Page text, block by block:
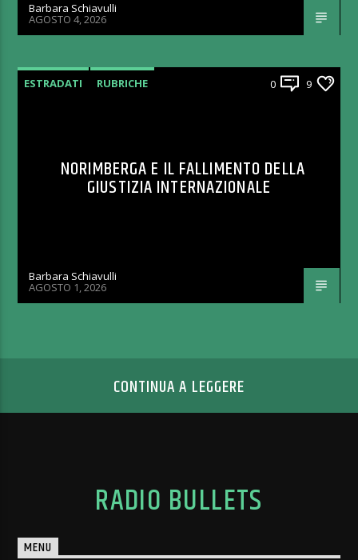
Barbara Schiavulli
AGOSTO 4, 2026
ESTRADATI RUBRICHE 0 9
NORIMBERGA E IL FALLIMENTO DELLA
GIUSTIZIA INTERNAZIONALE
Barbara Schiavulli
AGOSTO 1, 2026
CONTINUA A LEGGERE
RADIO BULLETS
MENU